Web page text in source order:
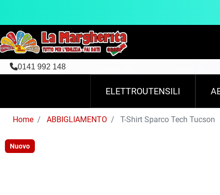
0141 992 148
ELETTROUTENSILI
Home ABBIGLIAMENTO T-Shirt Sparco Tech Tucson
Nuovo